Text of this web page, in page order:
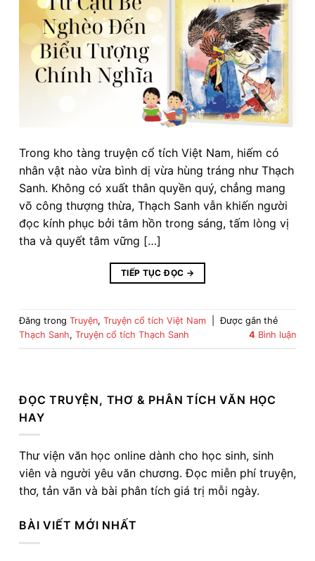
Trong kho tàng truyện cổ tích Việt Nam, hiếm có
nhân vật nào vừa bình dị vừa hùng tráng như Thạch
Sanh. Không có xuất thân quyền quý, chẳng mang
võ công thượng thừa, Thạch Sanh vẫn khiến người
đọc kính phục bởi tâm hồn trong sáng, tấm lòng vị
tha và quyết tâm vững […]
TIẾP TỤC ĐỌC →
Đăng trong Truyện, Truyện cổ tích Việt Nam
Được gắn thẻ
Thạch Sanh, Truyện cổ tích Thạch Sanh 4 Bình luận
ĐỌC TRUYỆN, THƠ & PHÂN TÍCH VĂN HỌC
HAY
Thư viện văn học online dành cho học sinh, sinh
viên và người yêu văn chương. Đọc miễn phí truyện,
thơ, tản văn và bài phân tích giá trị mỗi ngày.
BÀI VIẾT MỚI NHẤT